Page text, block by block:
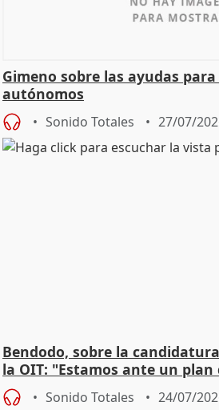
Gimeno sobre las ayudas
autónomos
Sonido Totales 27/07/
Bendodo, sobre la
la OIT: "Estamos ante un plan
Sonido Totales 24/07/